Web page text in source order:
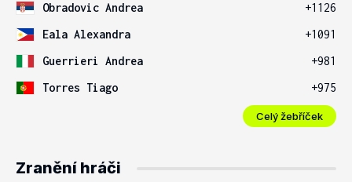
Obradovic Andrea
+1126
Eala Alexandra
+1091
Guerrieri Andrea
+981
Torres Tiago
+975
Celý žebříček
Zranění hráči